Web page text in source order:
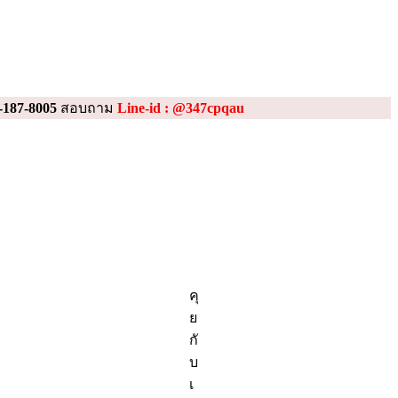
8005 สอบถามLine-id : @347cpqau
คุ
ย
กั
บ
เ